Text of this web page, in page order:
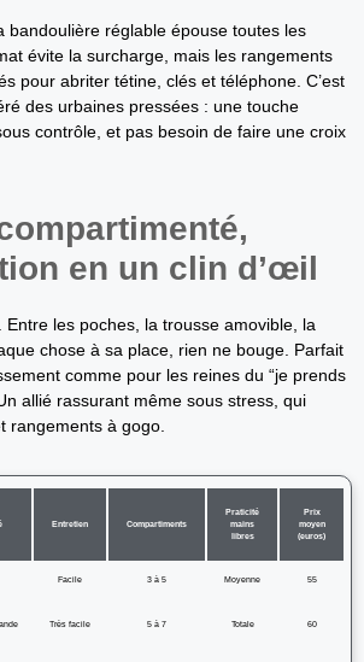
bandoulière réglable épouse toutes les
évite la surcharge, mais les rangements
pour abriter tétine, clés et téléphone. C’est
des urbaines pressées : une touche
contrôle, et pas besoin de faire une croix
en un clin d’œil
Entre les poches, la trousse amovible, la
chose à sa place, rien ne bouge. Parfait
comme pour les reines du “je prends
allié rassurant même sous stress, qui
rangements à gogo.
Entretien Compartiments
Praticité
mains
libres
Prix
moyen
(euros)
Facile 3 à 5 Moyenne 55
Très facile 5 à 7 Totale 60